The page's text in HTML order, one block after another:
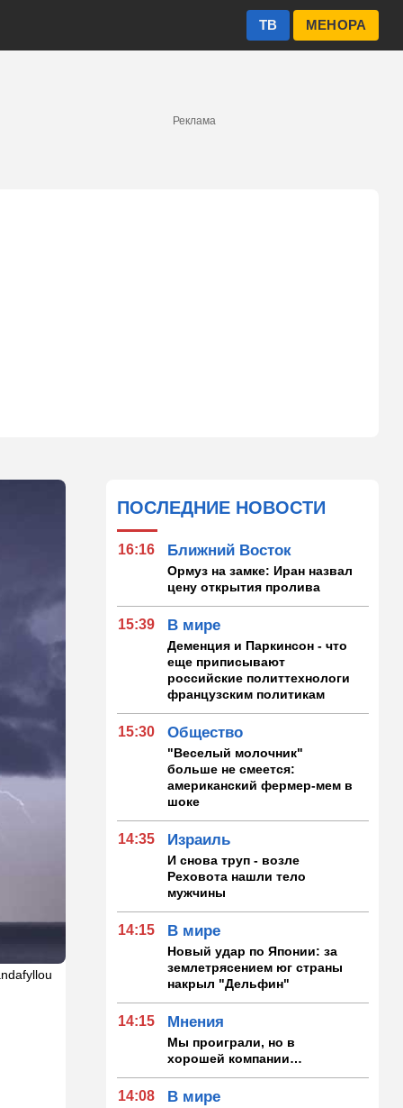
МЕНОРА
ТВ
Реклама
ПОСЛЕДНИЕ НОВОСТИ
16:16 Ближний Восток
Ормуз на замке: Иран назвал
цену открытия пролива
15:39 В мире
Деменция и Паркинсон - что
еще приписывают
российские политтехнологи
французским политикам
15:30 Общество
"Веселый молочник"
больше не смеется:
американский фермер-мем в
шоке
14:35 Израиль
И снова труп - возле
Реховота нашли тело
мужчины
14:15 В мире
Новый удар по Японии: за
землетрясением юг страны
накрыл "Дельфин"
14:15 Мнения
Мы проиграли, но в
хорошей компании…
14:08 В мире